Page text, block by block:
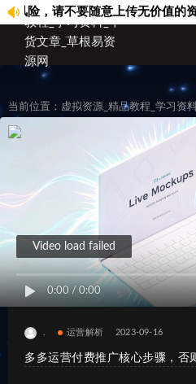
，请不要随意上传无价值的资源
当前位置： 虚拟资源_精品教程_学习资
0:00 / 0:00
Video load failed
. 运营解析 2023-09-16
多多运营付费推广核心步骤，否